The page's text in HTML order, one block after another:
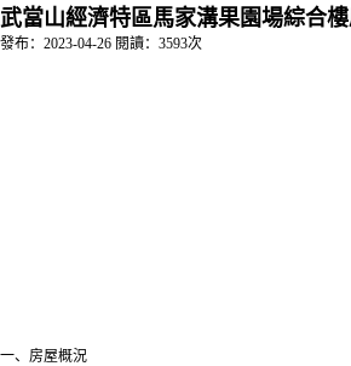
武當山經濟特區馬家溝果園場綜合
發布：2023-04-26 閱讀：3593次
一、房屋概況